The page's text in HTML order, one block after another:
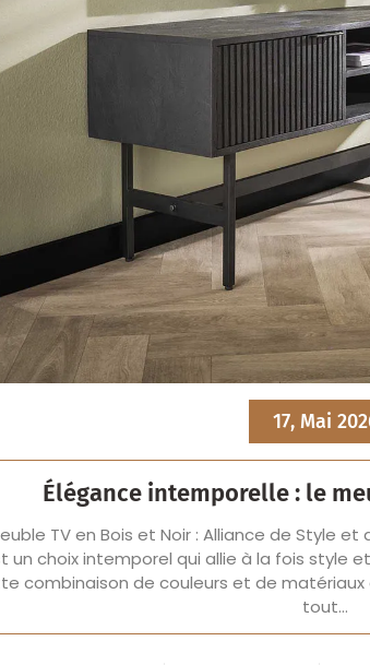
17, Mai
Élégance intemporelle : le
TV en Bois et Noir : Alliance de Style
un choix intemporel qui allie à la fois style
combinaison de couleurs et de
tout…